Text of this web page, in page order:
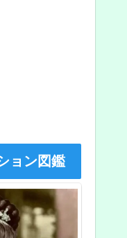
ョン図鑑